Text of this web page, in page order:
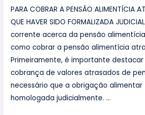
PARA COBRAR A PENSÃO ALIMENTÍCIA
QUE HAVER SIDO FORMALIZADA
corrente acerca da pensão
como cobrar a pensão alimentícia
Primeiramente, é importante
cobrança de valores atrasados de
necessário que a obrigação
homologada judicialmente. …